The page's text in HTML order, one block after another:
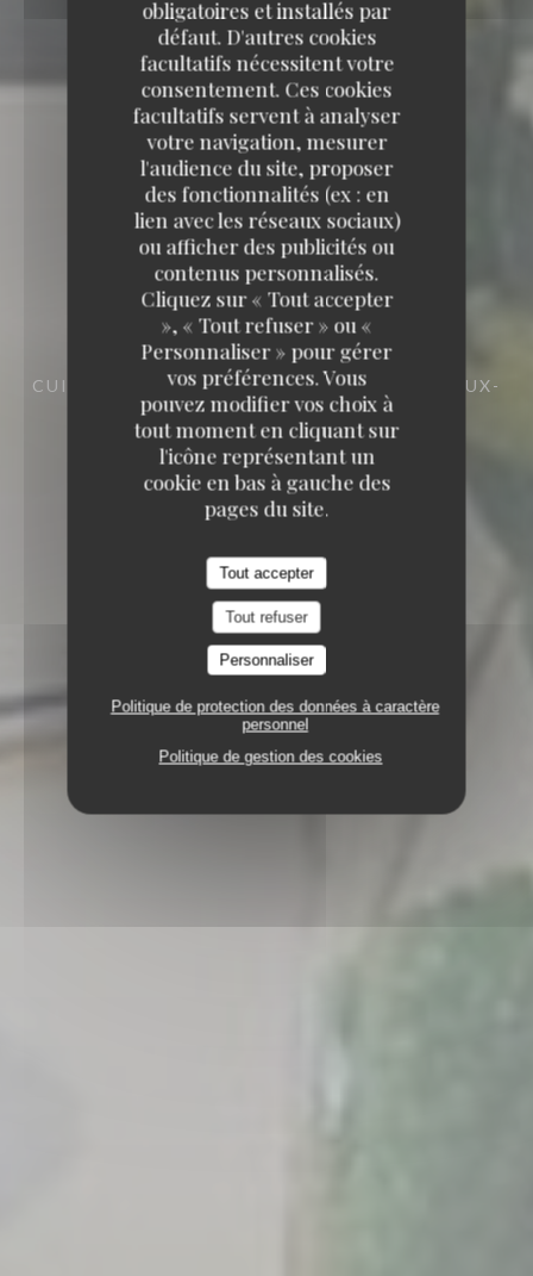
obligatoires et installés par
défaut. D'autres cookies
facultatifs nécessitent votre
consentement. Ces cookies
facultatifs servent à analyser
votre navigation, mesurer
l'audience du site, proposer
des fonctionnalités (ex : en
lien avec les réseaux sociaux)
ou afficher des publicités ou
contenus personnalisés.
Cliquez sur « Tout accepter
», « Tout refuser » ou «
Personnaliser » pour gérer
vos préférences. Vous
pouvez modifier vos choix à
tout moment en cliquant sur
l'icône représentant un
cookie en bas à gauche des
pages du site.
Tout accepter
Tout refuser
Personnaliser
Politique de protection des données à caractère
personnel
Politique de gestion des cookies
RESTAURANT - TRAITEUR - COURS DE
CUISINE
94 ROUTE NATIONALE 62290 NŒUX-
LES-MINES